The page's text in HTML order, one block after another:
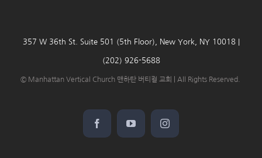
357 W 36th St. Suite 501 (5th Floor), New York, NY 10018 |
(202) 926-5688
© Manhattan Vertical Church 맨하탄 버티컬 교회 | All Rights Reserved.
FacebookYouTubeInstagram